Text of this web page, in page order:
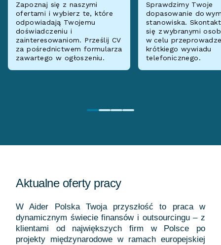
Zapoznaj się z naszymi
ofertami i wybierz te, które
odpowiadają Twojemu
doświadczeniu i
zainteresowaniom. Prześlij CV
za pośrednictwem formularza
zawartego w ogłoszeniu.
Sprawdzimy Twoje
dopasowanie do
stanowiska.
się z wybranymi
w celu
krótkiego wywiadu
telefonicznego.
Aktualne oferty pracy
W Aider Polska Twoja przyszłość to praca w
dynamicznym świecie finansów i outsourcingu – z
klientami od największych firm w Polsce po
projekty międzynarodowe w ramach europejskiej